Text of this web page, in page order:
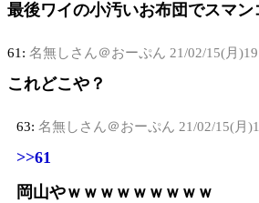
最後ワイの小汚いお布団でスマン
61: 名無しさん＠おーぷん 21/02/15(月
これどこや？
63: 名無しさん＠おーぷん 21/02/15(月
>>61
岡山やｗｗｗｗｗｗｗｗｗ